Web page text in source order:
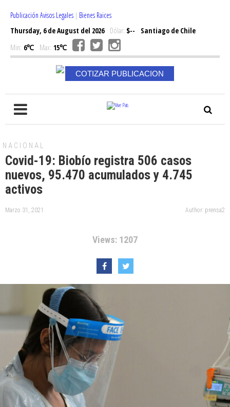
Publicación Avisos Legales | Bienes Raices
Thursday, 6 de August del 2026Dólar: $--
Santiago de Chile
Min: 6℃ Max: 15℃
COTIZAR PUBLICACION
NACIONAL
Covid-19: Biobío registra 506 casos
nuevos, 95.470 acumulados y 4.745
activos
Marzo 31, 2021 Author: prensa2
Views: 1207